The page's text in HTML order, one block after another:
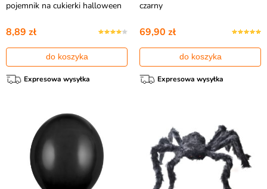
pojemnik na cukierki halloween
8,89 zł
do koszyka
Expresowa wysyłka
czarny
69,90 zł
do koszyka
Expresowa wysyłka